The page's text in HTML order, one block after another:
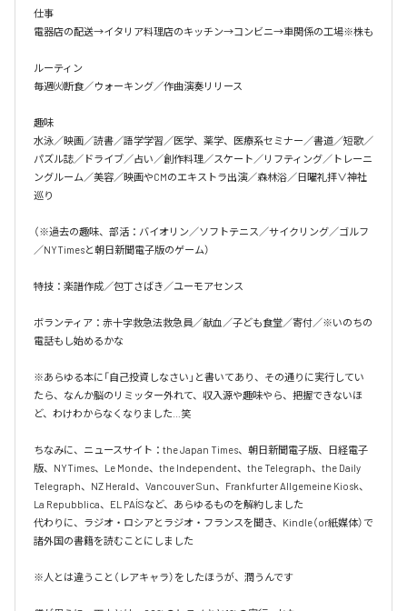
仕事
電器店の配送→イタリア料理店のキッチン→コンビニ→車関係の工場※株も
ルーティン
毎週㈫断食／ウォーキング／作曲演奏リリース
趣味
水泳／映画／読書／語学学習／医学、薬学、医療系セミナー／書道／短歌／
パズル誌／ドライブ／占い／創作料理／スケート／リフティング／トレーニ
ングルーム／美容／映画やCMのエキストラ出演／森林浴／日曜礼拝∨神社
巡り
（※過去の趣味、部活：バイオリン／ソフトテニス／サイクリング／ゴルフ
／NYTimesと朝日新聞電子版のゲーム）
特技：楽譜作成／包丁さばき／ユーモアセンス
ボランティア：赤十字救急法救急員／献血／子ども食堂／寄付／※いのちの
電話もし始めるかな
※あらゆる本に「自己投資しなさい」と書いてあり、その通りに実行してい
たら、なんか脳のリミッター外れて、収入源や趣味やら、把握できないほ
ど、わけわからなくなりました…笑
ちなみに、ニュースサイト：the Japan Times、朝日新聞電子版、日経電子
版、NYTimes、Le Monde、the Independent、the Telegraph、the Daily
Telegraph、NZ Herald、Vancouver Sun、Frankfurter Allgemeine Kiosk、
La Repubblica、EL PAÍSなど、あらゆるものを解約しました
代わりに、ラジオ・ロシアとラジオ・フランスを聞き、Kindle（or紙媒体）で
諸外国の書籍を読むことにしました
※人とは違うこと（レアキャラ）をしたほうが、潤うんです